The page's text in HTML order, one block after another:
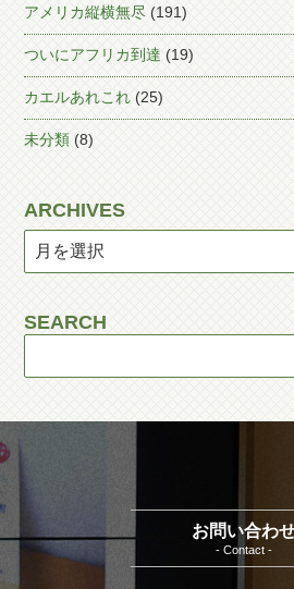
アメリカ縦横無尽 (191)
ついにアフリカ到達 (19)
カエルあれこれ (25)
未分類 (8)
ARCHIVES
SEARCH
お問い合わ
- Contact -